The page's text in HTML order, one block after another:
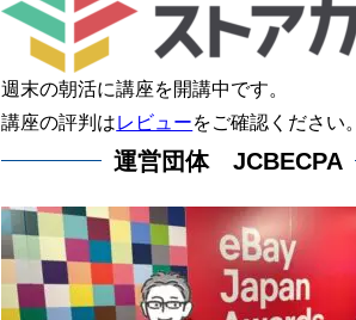
週末の朝活に講座を開講中です。
講座の評判はレビューをご確認ください。
運営団体 JCBECPA